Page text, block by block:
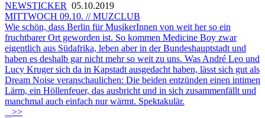
NEWSTICKER 05.10.2019
MITTWOCH 09.10. // MUZCLUB
Wie schön, dass Berlin für MusikerInnen von weit her so ein
fruchtbarer Ort geworden ist. So kommen Medicine Boy zwar
eigentlich aus Südafrika, leben aber in der Bundeshauptstadt und
haben es deshalb gar nicht mehr so weit zu uns. Was André Leo und
Lucy Kruger sich da in Kapstadt ausgedacht haben, lässt sich gut als
Dream Noise veranschaulichen: Die beiden entzünden einen intimen
Lärm, ein Höllenfeuer, das ausbricht und in sich zusammenfällt und
manchmal auch einfach nur wärmt. Spektakulär.
>>